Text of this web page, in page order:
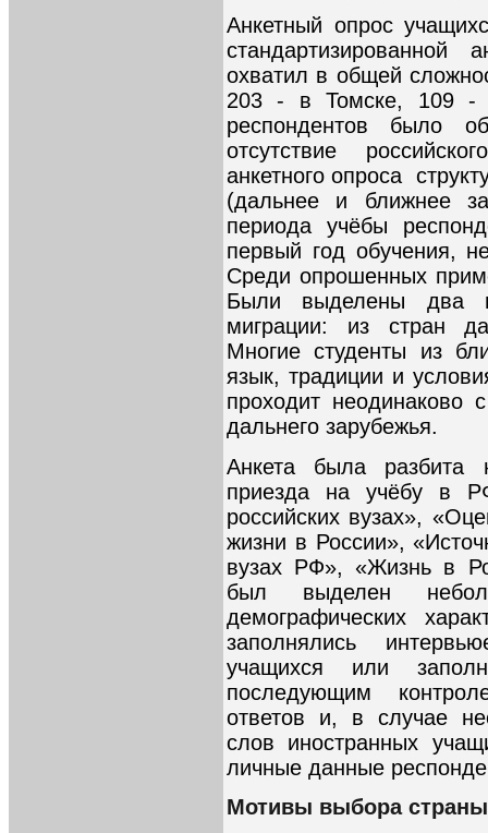
Анкетный опрос
охватил в общей
203 - в Томске, 109 -
респондентов было
отсутствие
анкетного опроса
(дальнее и ближнее
периода учёбы
первый год обучения,
Среди опрошенных
Были выделены два
миграции: из стран
Многие студенты из
язык, традиции и
проходит неодинаково
дальнего зарубежья.
Анкета была разбита
приезда на учёбу в
российских вузах»,
жизни в России»,
вузах РФ», «Жизнь в
был выделен
демографических
заполнялись
учащихся или
последующим
ответов и, в случае
слов иностранных
личные данные
Мотивы выбора